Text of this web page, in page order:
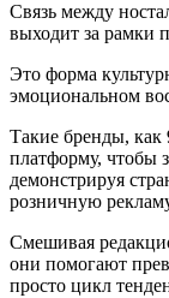
Связь между
выходит за рамки
Это форма
эмоциональном
Такие бренды, как
платформу, чтобы
демонстрируя
розничную
Смешивая
они помогают
просто цикл